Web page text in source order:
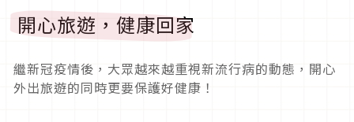
開心旅遊，健康回家
繼新冠疫情後，大眾越來越重視新流行病的動態，開心
外出旅遊的同時更要保護好健康！